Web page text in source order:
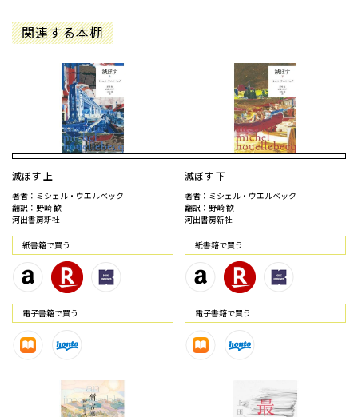
関連する本棚
滅ぼす 上
著者：ミシェル・ウエルベック
翻訳：野崎 歓
河出書房新社
紙書籍で買う
電⼦書籍で買う
滅ぼす 下
著者：ミシェル・ウエルベック
翻訳：野崎 歓
河出書房新社
紙書籍で買う
電⼦書籍で買う